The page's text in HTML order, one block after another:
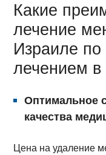
Какие
лечение
Израиле
лечением
Оптимальное
качества
Цена на удаление